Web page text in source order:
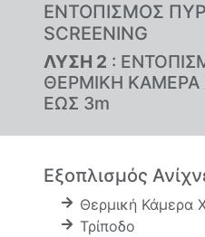
ΕΝΤΟΠΙΣΜΟΣ
SCREENING
ΛΥΣΗ 2 :
ΘΕΡΜΙΚΗ ΚΑΜΕΡΑ
ΕΩΣ 3m
Εξοπλισμός
Θερμική Κάμερα
Τρίποδο